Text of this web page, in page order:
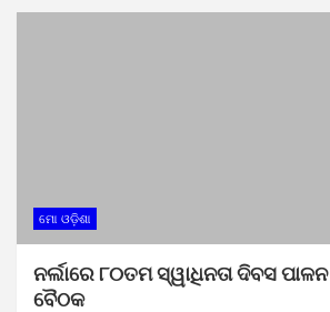
ମୋ ଓଡ଼ିଶା
ନର୍ଲାରେ ୮୦ତମ ସ୍ୱାଧିନତା ଦିବସ
ବୈଠକ